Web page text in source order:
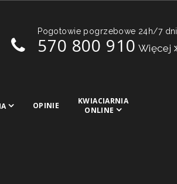
Pogotowie pogrzebowe 24h/7 dni
570 800 910 Więcej
OPINIE
KWIACIARNIA
ONLINE